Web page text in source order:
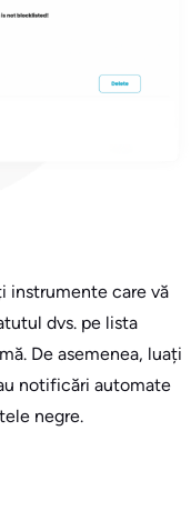
instrumente care vă
dvs. pe lista
De asemenea, luați
notificări automate
negre.